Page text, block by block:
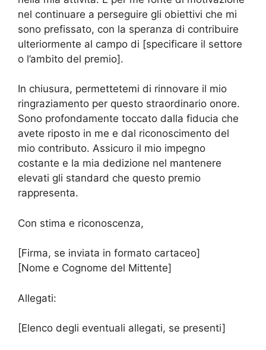
nel continuare a perseguire gli obiettivi che mi
sono prefissato, con la speranza di contribuire
ulteriormente al campo di [specificare il settore
o l’ambito del premio].
In chiusura, permettetemi di rinnovare il mio
ringraziamento per questo straordinario onore.
Sono profondamente toccato dalla fiducia che
avete riposto in me e dal riconoscimento del
mio contributo. Assicuro il mio impegno
costante e la mia dedizione nel mantenere
elevati gli standard che questo premio
rappresenta.
Con stima e riconoscenza,
[Firma, se inviata in formato cartaceo]
[Nome e Cognome del Mittente]
Allegati:
[Elenco degli eventuali allegati, se presenti]